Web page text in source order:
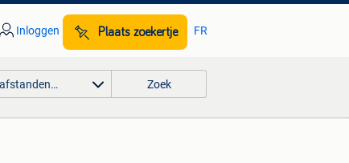
Inloggen Plaats zoekertje FR
Zoek